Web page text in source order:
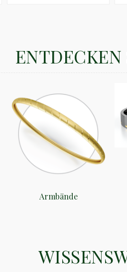
Armbände